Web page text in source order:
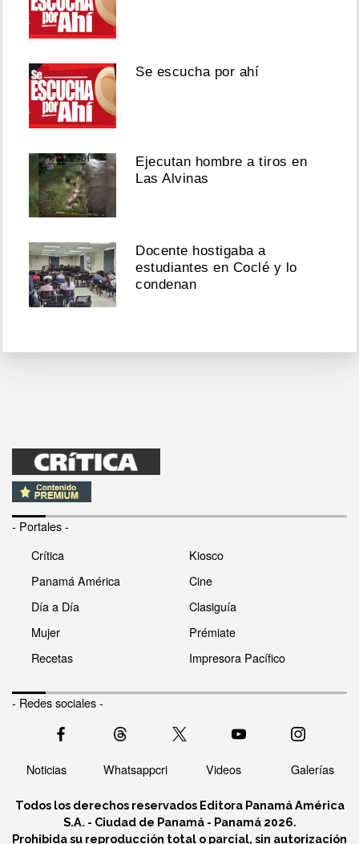
Se escucha por ahí
Ejecutan hombre a tiros en
Las Alvinas
Docente hostigaba a
estudiantes en Coclé y lo
condenan
- Portales -
Crítica
Panamá América
Día a Día
Mujer
Recetas
Kiosco
Cine
Clasiguía
Prémiate
Impresora Pacífico
- Redes sociales -
Noticias Whatsappcri Videos Galerías
Todos los derechos reservados Editora Panamá América
S.A. - Ciudad de Panamá - Panamá 2026.
Prohibida su reproducción total o parcial, sin autorización